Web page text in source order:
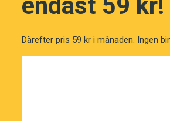
bas reser vi i historiens
och landets främsta museer.
Därefter pris 59 kr i månaden. Ingen